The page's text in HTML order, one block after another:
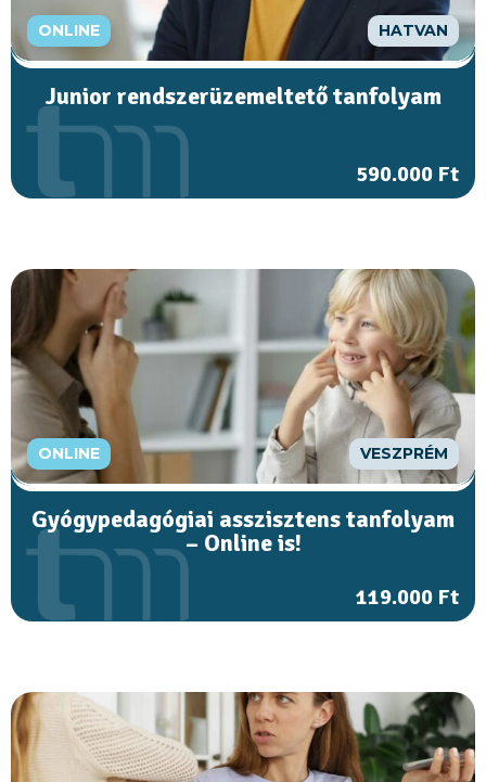
ONLINE HATVAN
Junior rendszerüzemeltető tanfolyam
590.000 Ft
ONLINE VESZPRÉM
Gyógypedagógiai asszisztens tanfolyam
– Online is!
119.000 Ft